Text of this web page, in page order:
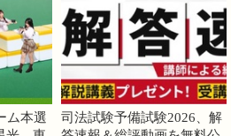
ム本選
司法試験予備試験2026、解